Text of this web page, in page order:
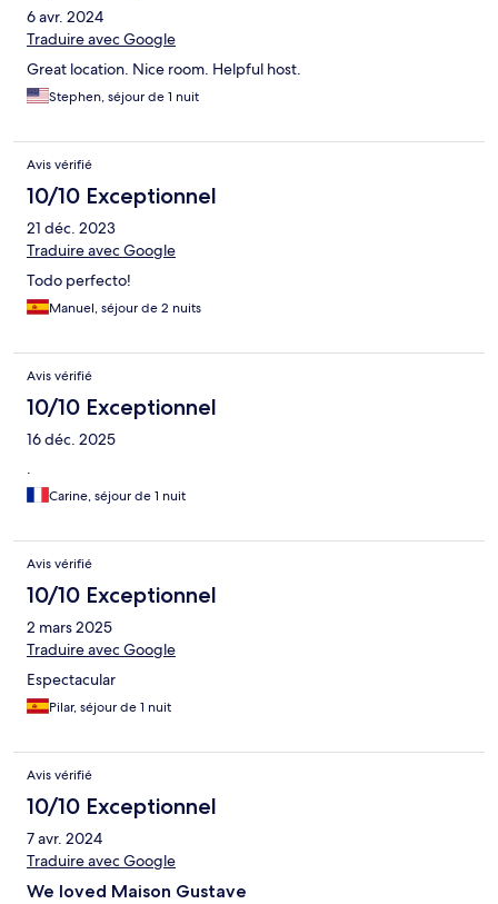
6 avr. 2024
Traduire avec Google
Great location. Nice room. Helpful host.
Stephen, séjour de 1 nuit
Avis vérifié
10/10 Exceptionnel
21 déc. 2023
Traduire avec Google
Todo perfecto!
Manuel, séjour de 2 nuits
Avis vérifié
10/10 Exceptionnel
16 déc. 2025
.
Carine, séjour de 1 nuit
Avis vérifié
10/10 Exceptionnel
2 mars 2025
Traduire avec Google
Espectacular
Pilar, séjour de 1 nuit
Avis vérifié
10/10 Exceptionnel
7 avr. 2024
Traduire avec Google
We loved Maison Gustave